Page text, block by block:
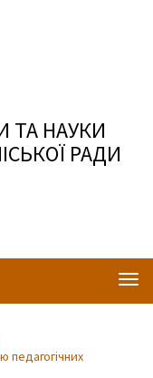
ТА НАУКИ
РАДИ
педагогічних